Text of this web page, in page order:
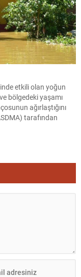
etkili olan yoğun
bölgedeki yaşamı
ağırlaştığını
tarafından
82’ye yükseldi.
yoğun...